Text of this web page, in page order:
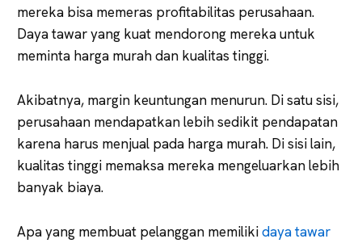
mereka bisa memeras profitabilitas perusahaan.
Daya tawar yang kuat mendorong mereka untuk
meminta harga murah dan kualitas tinggi.
Akibatnya, margin keuntungan menurun. Di satu sisi,
perusahaan mendapatkan lebih sedikit pendapatan
karena harus menjual pada harga murah. Di sisi lain,
kualitas tinggi memaksa mereka mengeluarkan lebih
banyak biaya.
Apa yang membuat pelanggan memilikidaya tawar